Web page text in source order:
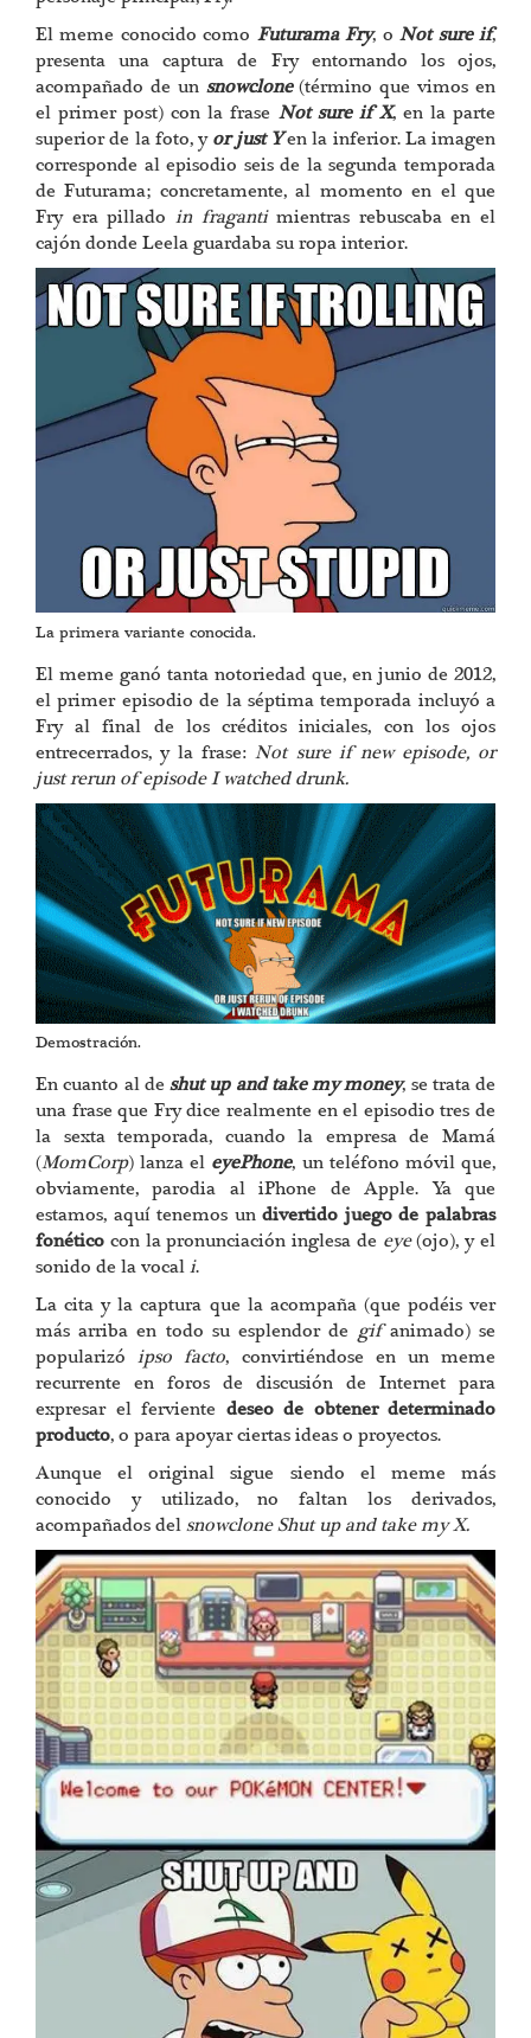
El meme conocido como Futurama Fry, oNot sure if,
presenta una captura de Fry entornando los ojos,
acompañado de un snowclone(término que vimos en
el primer post) con la frase Not sure if X, en la parte
superior de la foto, yor just Yen la inferior. La imagen
corresponde al episodio seis de la segunda temporada
de Futurama; concretamente, al momento en el que
Fry era pillado in fragantimientras rebuscaba en el
cajón donde Leela guardaba su ropa interior.
La primera variante conocida.
El meme ganó tanta notoriedad que, en junio de 2012,
el primer episodio de la séptima temporada incluyó a
Fry al final de los créditos iniciales, con los ojos
entrecerrados, y la frase:Not sure if new episode, or
just rerun of episode I watched drunk.
Demostración.
En cuanto al de shut up and take my money, se trata de
una frase que Fry dice realmente en el episodio tres de
la sexta temporada, cuando la empresa de Mamá
(MomCorp) lanza el eyePhone, un teléfono móvil que,
obviamente, parodia al iPhone de Apple. Ya que
estamos, aquí tenemos undivertido juego de palabras
fonético con la pronunciación inglesa de eye(ojo), y el
sonido de la vocali.
La cita y la captura que la acompaña (que podéis ver
más arriba en todo su esplendor de gifanimado) se
popularizóipso facto, convirtiéndose en un meme
recurrente en foros de discusión de Internet para
expresar el ferviente deseo de obtener determinado
producto, o para apoyar ciertas ideas o proyectos.
Aunque el original sigue siendo el meme más
conocido y utilizado, no faltan los derivados,
acompañados delsnowclone Shut up and take my X.